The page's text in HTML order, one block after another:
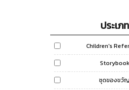
ประเภท
Children's
Storybook
ชุดของขวัญ